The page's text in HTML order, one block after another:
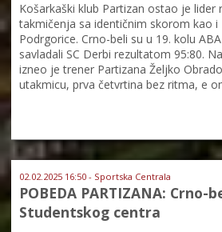
Košarkaški klub Partizan ostao je lider
takmičenja sa identičnim skorom kao i
Podrgorice. Crno-beli su u 19. kolu
savladali SC Derbi rezultatom 95:80.
izneo je trener Partizana Željko
utakmicu, prva četvrtina bez ritma, e
02.02.2025 16:50 - Sportska Centrala
POBEDA PARTIZANA: Crno-
Studentskog centra